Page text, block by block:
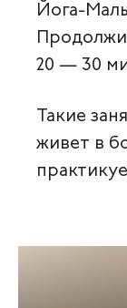
Йога-
20 — 30
Такие
живет в